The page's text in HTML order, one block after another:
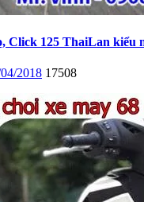
Click 125 ThaiLan kiểu
2018 17508